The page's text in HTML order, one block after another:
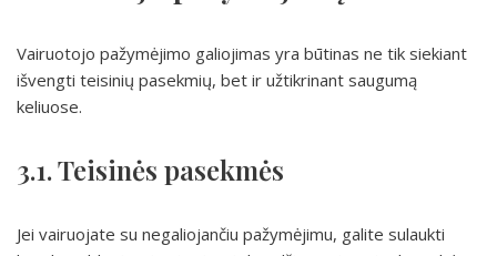
Vairuotojo pažymėjimo galiojimas yra būtinas ne tik siekiant
išvengti teisinių pasekmių, bet ir užtikrinant saugumą
keliuose.
3.1. Teisinės pasekmės
Jei vairuojate su negaliojančiu pažymėjimu, galite sulaukti